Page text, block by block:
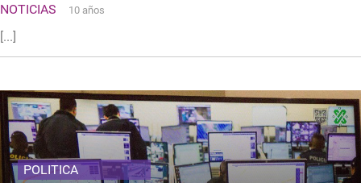
NOTICIAS 10 años
[...]
POLITICA